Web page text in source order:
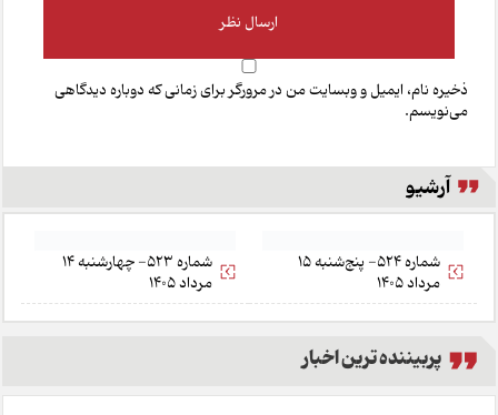
ذخیره نام، ایمیل و وبسایت من در مرورگر برای زمانی که دوباره دیدگاهی
می‌نویسم.
آرشیو
شماره 524- پنج‌شنبه 15
مرداد 1405
شماره 523- چهارشنبه 14
مرداد 1405
پربیننده ترین اخبار